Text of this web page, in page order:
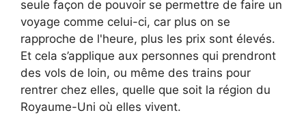
seule façon de pouvoir se permettre de faire un
voyage comme celui-ci, car plus on se
rapproche de l'heure, plus les prix sont élevés.
Et cela s’applique aux personnes qui prendront
des vols de loin, ou même des trains pour
rentrer chez elles, quelle que soit la région du
Royaume-Uni où elles vivent.